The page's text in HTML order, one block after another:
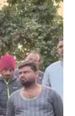
दू
र
सं
दी
प
कु
सिं